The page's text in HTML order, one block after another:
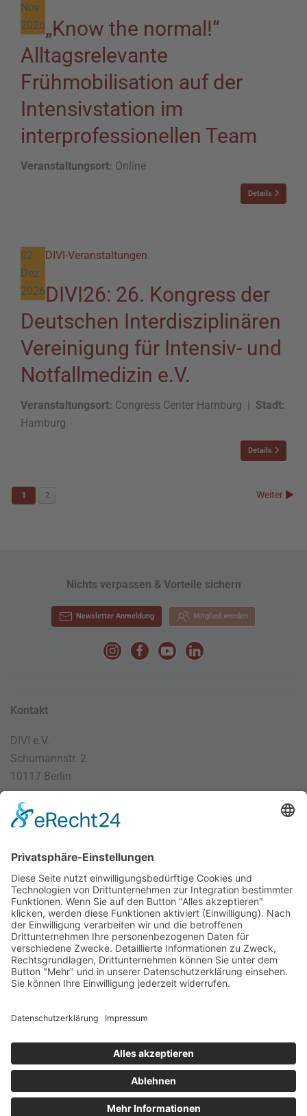
Nov.
2026„Know the normal!“
Alltagsrelevante
Frühmobilisation auf der
Intensivstation im
interprofessionellen Team
Veranstaltungsort: Online
Details
02
Dez.
2026
DIVI-Veranstaltungen
DIVI26: 26. Kongress der
Deutschen Interdisziplinären
Vereinigung für Intensiv- und
Notfallmedizin e.V.
Veranstaltungsort: Congress Center Hamburg | Stadt:
Hamburg
Details
1 2 Weiter
Nichts verpassen & Vorteile sichern
Newsletter Anmeldung Mitglied werden
Kontakt
DIVI e.V.
Schumannstr. 2
10117 Berlin
030 / 4000 56 32
Imprint
Datenschutz
Impressum
AGB
Cookie Settings
Powered bybioculture GmbH.
©2026DIVI. All rights reserved.
bioculture GmbH.